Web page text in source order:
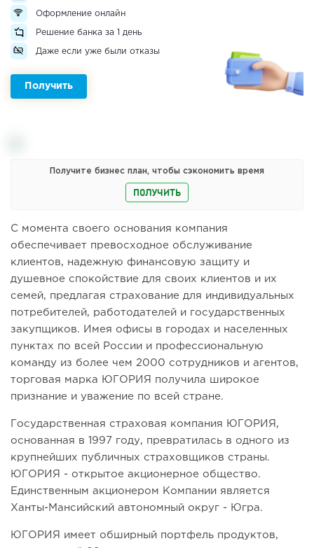
Оформление онлайн
Решение банка за 1 день
Даже если уже были отказы
Получить
Получите бизнес план, чтобы сэкономить время
ПОЛУЧИТЬ
С момента своего основания компания
обеспечивает превосходное обслуживание
клиентов, надежную финансовую защиту и
душевное спокойствие для своих клиентов и их
семей, предлагая страхование для индивидуальных
потребителей, работодателей и государственных
закупщиков. Имея офисы в городах и населенных
пунктах по всей России и профессиональную
команду из более чем 2000 сотрудников и агентов,
торговая марка ЮГОРИЯ получила широкое
признание и уважение по всей стране.
Государственная страховая компания ЮГОРИЯ,
основанная в 1997 году, превратилась в одного из
крупнейших публичных страховщиков страны.
ЮГОРИЯ - открытое акционерное общество.
Единственным акционером Компании является
Ханты-Мансийский автономный округ - Югра.
ЮГОРИЯ имеет обширный портфель продуктов,